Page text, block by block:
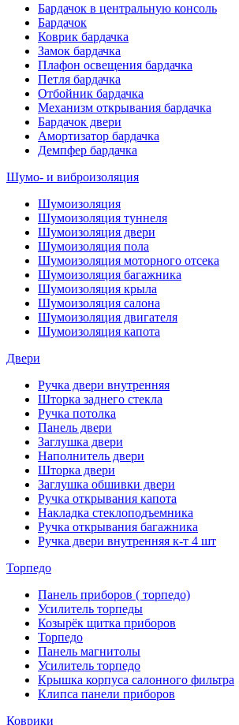
Бардачок в центральную консоль
Бардачок
Коврик бардачка
Замок бардачка
Плафон освещения бардачка
Петля бардачка
Отбойник бардачка
Механизм открывания бардачка
Бардачок двери
Амортизатор бардачка
Демпфер бардачка
Шумо- и виброизоляция
Шумоизоляция
Шумоизоляция туннеля
Шумоизоляция двери
Шумоизоляция пола
Шумоизоляция моторного отсека
Шумоизоляция багажника
Шумоизоляция крыла
Шумоизоляция салона
Шумоизоляция двигателя
Шумоизоляция капота
Двери
Ручка двери внутренняя
Шторка заднего стекла
Ручка потолка
Панель двери
Заглушка двери
Наполнитель двери
Шторка двери
Заглушка обшивки двери
Ручка открывания капота
Накладка стеклоподъемника
Ручка открывания багажника
Ручка двери внутренняя к-т 4 шт
Торпедо
Панель приборов ( торпедо)
Усилитель торпеды
Козырёк щитка приборов
Торпедо
Панель магнитолы
Усилитель торпедо
Крышка корпуса салонного фильтра
Клипса панели приборов
Коврики